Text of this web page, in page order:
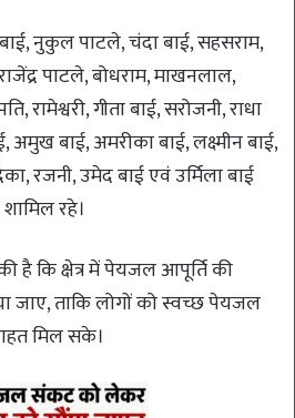
नुकुल पाटले, चंदा बाई, सहसराम,
पाटले, बोधराम, माखनलाल,
रामेश्वरी, गीता बाई, सरोजनी, राधा
अमुख बाई, अमरीका बाई, लक्ष्मीन बाई,
रजनी, उमेद बाई एवं उर्मिला बाई
रहे।
है कि क्षेत्र में पेयजल आपूर्ति की
जाए, ताकि लोगों को स्वच्छ पेयजल
मिल सके।